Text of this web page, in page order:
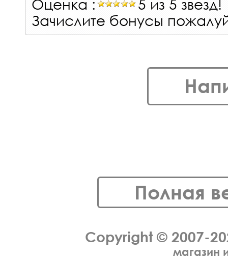
Оценка :
5 из 5 звезд!
Зачислите бонусы
Полная
Copyright © 2007-
магазин